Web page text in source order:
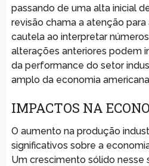
passando de uma alta inicial
revisão chama a atenção
cautela ao interpretar
alterações anteriores podem
da performance do setor
amplo da economia
IMPACTOS NA
O aumento na produção
significativos sobre a
Um crescimento sólido nesse